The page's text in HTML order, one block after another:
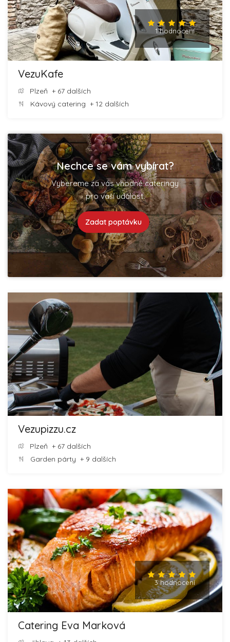
1 hodnocení
VezuKafe
Plzeň + 67 dalších
Kávový catering + 12 dalších
Nechce se vám vybírat?
Vybereme za vás vhodné cateringy
pro vaší událost.
Zadat poptávku
Vezupizzu.cz
Plzeň + 67 dalších
Garden párty + 9 dalších
3 hodnocení
Catering Eva Marková